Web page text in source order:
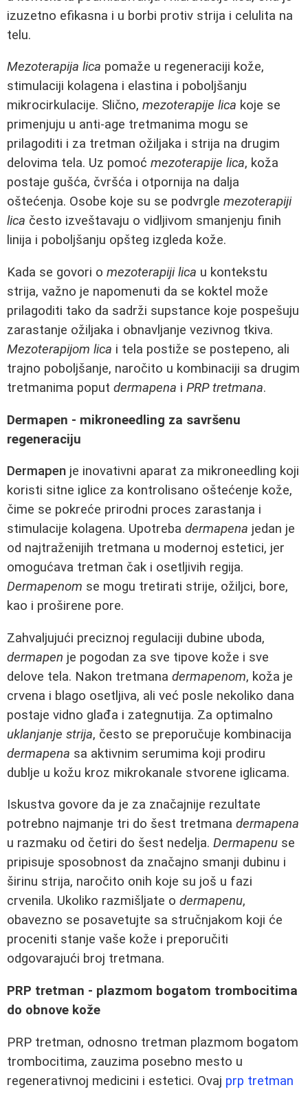
izuzetno efikasna i u borbi protiv strija i celulita na
telu.
Mezoterapija lica pomaže u regeneraciji kože,
stimulaciji kolagena i elastina i poboljšanju
mikrocirkulacije. Slično, mezoterapije lica koje se
primenjuju u anti-age tretmanima mogu se
prilagoditi i za tretman ožiljaka i strija na drugim
delovima tela. Uz pomoć mezoterapije lica, koža
postaje gušća, čvršća i otpornija na dalja
oštećenja. Osobe koje su se podvrgle mezoterapiji
lica često izveštavaju o vidljivom smanjenju finih
linija i poboljšanju opšteg izgleda kože.
Kada se govori o mezoterapiji lica u kontekstu
strija, važno je napomenuti da se koktel može
prilagoditi tako da sadrži supstance koje pospešuju
zarastanje ožiljaka i obnavljanje vezivnog tkiva.
Mezoterapijom lica i tela postiže se postepeno, ali
trajno poboljšanje, naročito u kombinaciji sa drugim
tretmanima poput dermapena i PRP tretmana.
Dermapen - mikroneedling za savršenu
regeneraciju
Dermapen je inovativni aparat za mikroneedling koji
koristi sitne iglice za kontrolisano oštećenje kože,
čime se pokreće prirodni proces zarastanja i
stimulacije kolagena. Upotreba dermapena jedan je
od najtraženijih tretmana u modernoj estetici, jer
omogućava tretman čak i osetljivih regija.
Dermapenom se mogu tretirati strije, ožiljci, bore,
kao i proširene pore.
Zahvaljujući preciznoj regulaciji dubine uboda,
dermapen je pogodan za sve tipove kože i sve
delove tela. Nakon tretmana dermapenom, koža je
crvena i blago osetljiva, ali već posle nekoliko dana
postaje vidno glađa i zategnutija. Za optimalno
uklanjanje strija, često se preporučuje kombinacija
dermapena sa aktivnim serumima koji prodiru
dublje u kožu kroz mikrokanale stvorene iglicama.
Iskustva govore da je za značajnije rezultate
potrebno najmanje tri do šest tretmana dermapena
u razmaku od četiri do šest nedelja. Dermapenu se
pripisuje sposobnost da značajno smanji dubinu i
širinu strija, naročito onih koje su još u fazi
crvenila. Ukoliko razmišljate o dermapenu,
obavezno se posavetujte sa stručnjakom koji će
proceniti stanje vaše kože i preporučiti
odgovarajući broj tretmana.
PRP tretman - plazmom bogatom trombocitima
do obnove kože
PRP tretman, odnosno tretman plazmom bogatom
trombocitima, zauzima posebno mesto u
regenerativnoj medicini i estetici. Ovaj prp tretman